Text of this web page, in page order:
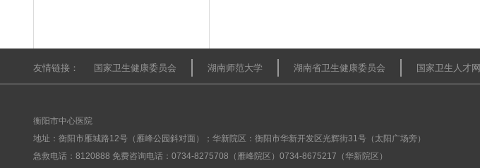
友情链接： 国家卫生健康委员会 湖南师范大学 湖南省卫生健康委员会 国家卫生人才网
衡阳市中心医院
地址：衡阳市雁城路12号（雁峰公园斜对面）；华新院区：衡阳市华新开发区光辉街31号（太阳广场旁）
急救电话：8120888 免费咨询电话：0734-8275708（雁峰院区）0734-8675217（华新院区）